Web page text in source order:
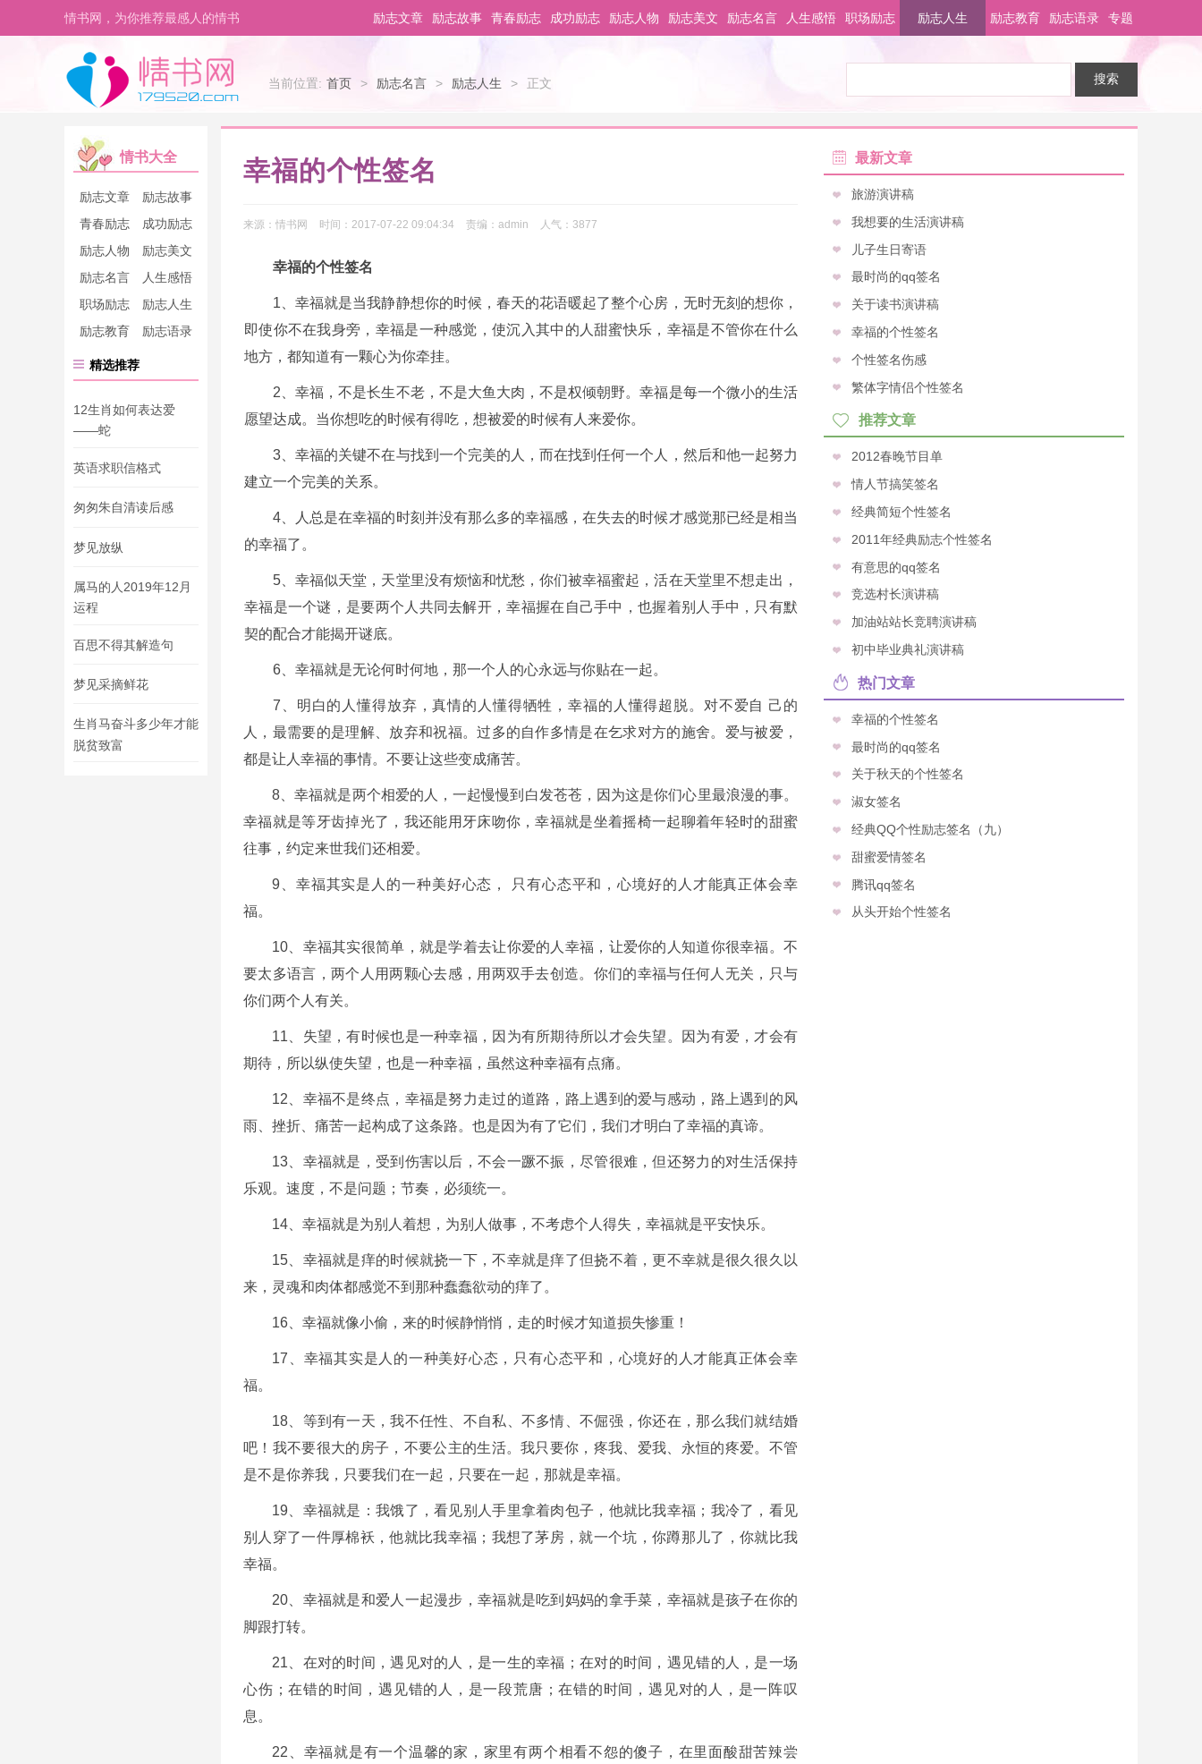
情书网，为你推荐最感人的情书 励志文章 励志故事 青春励志 成功励志 励志人物 励志美文 励志名言 人生感悟 职场励志 励志人生 励志教育 励志语录 专题
当前位置: 首页 > 励志名言 > 励志人生 > 正文
情书大全
励志文章
励志故事
青春励志
成功励志
励志人物
励志美文
励志名言
人生感悟
职场励志
励志人生
励志教育
励志语录
精选推荐
12生肖如何表达爱
——蛇
英语求职信格式
匆匆朱自清读后感
梦见放纵
属马的人2019年12月
运程
百思不得其解造句
梦见采摘鲜花
生肖马奋斗多少年才能
脱贫致富
幸福的个性签名
来源： 情书网 时间： 2017-07-22 09:04:34 责编： admin 人气： 3877
幸福的个性签名
1、幸福就是当我静静想你的时候，春天的花语暖起了整个心房，无时无刻的想你，
即使你不在我身旁，幸福是一种感觉，使沉入其中的人甜蜜快乐，幸福是不管你在什么
地方，都知道有一颗心为你牵挂。
2、幸福，不是长生不老，不是大鱼大肉，不是权倾朝野。幸福是每一个微小的生活
愿望达成。当你想吃的时候有得吃，想被爱的时候有人来爱你。
3、幸福的关键不在与找到一个完美的人，而在找到任何一个人，然后和他一起努力
建立一个完美的关系。
4、人总是在幸福的时刻并没有那么多的幸福感，在失去的时候才感觉那已经是相当
的幸福了。
5、幸福似天堂，天堂里没有烦恼和忧愁，你们被幸福蜜起，活在天堂里不想走出，
幸福是一个谜，是要两个人共同去解开，幸福握在自己手中，也握着别人手中，只有默
契的配合才能揭开谜底。
6、幸福就是无论何时何地，那一个人的心永远与你贴在一起。
7、明白的人懂得放弃，真情的人懂得牺牲，幸福的人懂得超脱。对不爱自 己的
人，最需要的是理解、放弃和祝福。过多的自作多情是在乞求对方的施舍。爱与被爱，
都是让人幸福的事情。不要让这些变成痛苦。
8、幸福就是两个相爱的人，一起慢慢到白发苍苍，因为这是你们心里最浪漫的事。
幸福就是等牙齿掉光了，我还能用牙床吻你，幸福就是坐着摇椅一起聊着年轻时的甜蜜
往事，约定来世我们还相爱。
9、幸福其实是人的一种美好心态， 只有心态平和，心境好的人才能真正体会幸
福。
10、幸福其实很简单，就是学着去让你爱的人幸福，让爱你的人知道你很幸福。不
要太多语言，两个人用两颗心去感，用两双手去创造。你们的幸福与任何人无关，只与
你们两个人有关。
11、失望，有时候也是一种幸福，因为有所期待所以才会失望。因为有爱，才会有
期待，所以纵使失望，也是一种幸福，虽然这种幸福有点痛。
12、幸福不是终点，幸福是努力走过的道路，路上遇到的爱与感动，路上遇到的风
雨、挫折、痛苦一起构成了这条路。也是因为有了它们，我们才明白了幸福的真谛。
13、幸福就是，受到伤害以后，不会一蹶不振，尽管很难，但还努力的对生活保持
乐观。速度，不是问题；节奏，必须统一。
14、幸福就是为别人着想，为别人做事，不考虑个人得失，幸福就是平安快乐。
15、幸福就是痒的时候就挠一下，不幸就是痒了但挠不着，更不幸就是很久很久以
来，灵魂和肉体都感觉不到那种蠢蠢欲动的痒了。
16、幸福就像小偷，来的时候静悄悄，走的时候才知道损失惨重！
17、幸福其实是人的一种美好心态，只有心态平和，心境好的人才能真正体会幸
福。
18、等到有一天，我不任性、不自私、不多情、不倔强，你还在，那么我们就结婚
吧！我不要很大的房子，不要公主的生活。我只要你，疼我、爱我、永恒的疼爱。不管
是不是你养我，只要我们在一起，只要在一起，那就是幸福。
19、幸福就是：我饿了，看见别人手里拿着肉包子，他就比我幸福；我冷了，看见
别人穿了一件厚棉袄，他就比我幸福；我想了茅房，就一个坑，你蹲那儿了，你就比我
幸福。
20、幸福就是和爱人一起漫步，幸福就是吃到妈妈的拿手菜，幸福就是孩子在你的
脚跟打转。
21、在对的时间，遇见对的人，是一生的幸福；在对的时间，遇见错的人，是一场
心伤；在错的时间，遇见错的人，是一段荒唐；在错的时间，遇见对的人，是一阵叹
息。
22、幸福就是有一个温馨的家，家里有两个相看不怨的傻子，在里面酸甜苦辣尝
最新文章
旅游演讲稿
我想要的生活演讲稿
儿子生日寄语
最时尚的qq签名
关于读书演讲稿
幸福的个性签名
个性签名伤感
繁体字情侣个性签名
推荐文章
2012春晚节目单
情人节搞笑签名
经典简短个性签名
2011年经典励志个性签名
有意思的qq签名
竞选村长演讲稿
加油站站长竞聘演讲稿
初中毕业典礼演讲稿
热门文章
幸福的个性签名
最时尚的qq签名
关于秋天的个性签名
淑女签名
经典QQ个性励志签名（九）
甜蜜爱情签名
腾讯qq签名
从头开始个性签名